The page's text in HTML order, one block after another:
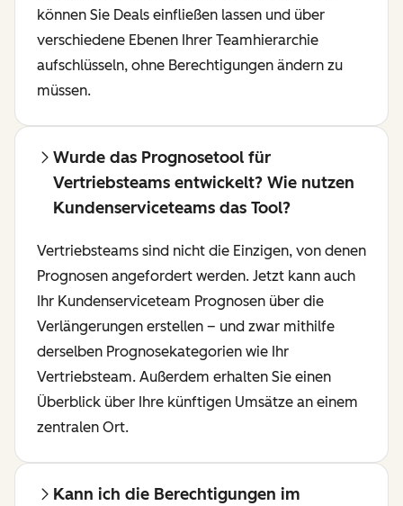
können Sie Deals einfließen lassen und über
verschiedene Ebenen Ihrer Teamhierarchie
aufschlüsseln, ohne Berechtigungen ändern zu
müssen.
Wurde das Prognosetool für
Vertriebsteams entwickelt? Wie nutzen
Kundenserviceteams das Tool?
Vertriebsteams sind nicht die Einzigen, von denen
Prognosen angefordert werden. Jetzt kann auch
Ihr Kundenserviceteam Prognosen über die
Verlängerungen erstellen – und zwar mithilfe
derselben Prognosekategorien wie Ihr
Vertriebsteam. Außerdem erhalten Sie einen
Überblick über Ihre künftigen Umsätze an einem
zentralen Ort.
Kann ich die Berechtigungen im